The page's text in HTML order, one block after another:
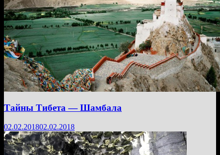
Тайны Тибета — Шамбала
02.02.201802.02.2018